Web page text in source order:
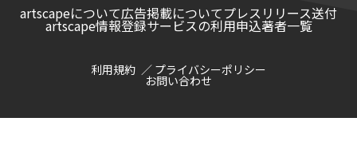
artscapeについて広告掲載についてプレスリリース送付
artscape情報登録サービスの利用申込著者一覧
利用規約 プライバシーポリシー
お問い合わせ